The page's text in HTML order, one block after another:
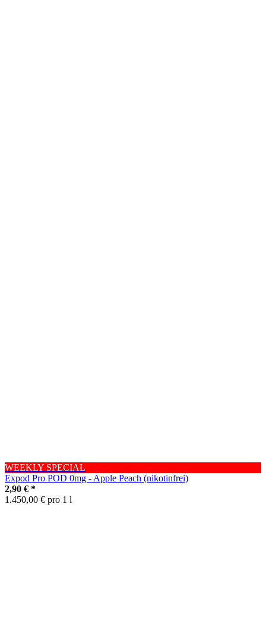
WEEKLY SPECIAL
Expod Pro POD 0mg - Apple Peach (nikotinfrei)
2,90 € *
1.450,00 € pro 1 l